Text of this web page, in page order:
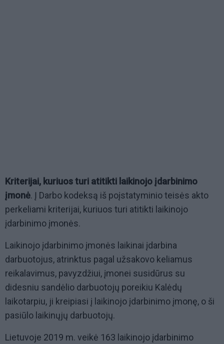
Kriterijai, kuriuos turi atitikti laikinojo įdarbinimo
įmonė. Į Darbo kodeksą iš poįstatyminio teisės akto
perkeliami kriterijai, kuriuos turi atitikti laikinojo
įdarbinimo įmonės.
Laikinojo įdarbinimo įmonės laikinai įdarbina
darbuotojus, atrinktus pagal užsakovo keliamus
reikalavimus, pavyzdžiui, įmonei susidūrus su
didesniu sandėlio darbuotojų poreikiu Kalėdų
laikotarpiu, ji kreipiasi į laikinojo įdarbinimo įmonę, o ši
pasiūlo laikinųjų darbuotojų.
Lietuvoje 2019 m. veikė 163 laikinojo įdarbinimo